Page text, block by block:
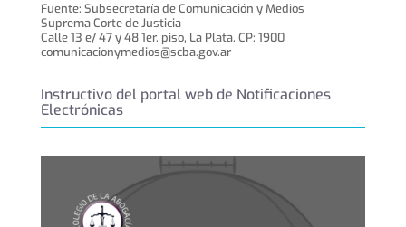
Fuente: Subsecretaría de Comunicación y Medios
Suprema Corte de Justicia
Calle 13 e/ 47 y 48 1er. piso, La Plata. CP: 1900
comunicacionymedios@scba.gov.ar
Instructivo del portal web de Notificaciones
Electrónicas